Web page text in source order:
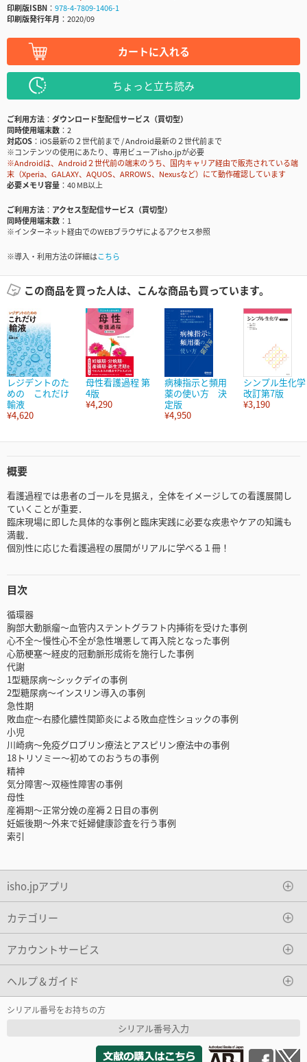
印刷版ISBN
978-4-7809-1406-1
印刷版発行年月
2020/09
カートに入れる
ちょっと立ち読み
ご利用方法
ダウンロード型配信サービス（買切型）
同時使用端末数
2
対応OS
iOS最新の２世代前まで / Android最新の２世代前まで
※コンテンツの使用にあたり、専用ビューアisho.jpが必要
※Androidは、Android２世代前の端末のうち、国内キャリア経由で販売されている端
末（Xperia、GALAXY、AQUOS、ARROWS、Nexusなど）にて動作確認しています
必要メモリ容量
40 MB以上
ご利用方法
アクセス型配信サービス（買切型）
同時使用端末数
1
※インターネット経由でのWEBブラウザによるアクセス参照
※導入・利用方法の詳細はこちら
この商品を買った人は、こんな商品も買っています。
レジデントのた
めの これだけ
輸液
¥4,620
母性看護過程 第
4版
¥4,290
病棟指示と頻用
薬の使い方 決
定版
¥4,950
シンプル生化学
改訂第7版
¥3,190
概要
看護過程では患者のゴールを見据え，全体をイメージしての看護展開し
ていくことが重要．
臨床現場に即した具体的な事例と臨床実践に必要な疾患やケアの知識も
満載．
個別性に応じた看護過程の展開がリアルに学べる１冊！
目次
循環器
胸部大動脈瘤～血管内ステントグラフト内挿術を受けた事例
心不全～慢性心不全が急性増悪して再入院となった事例
心筋梗塞～経皮的冠動脈形成術を施行した事例
代謝
1型糖尿病～シックデイの事例
2型糖尿病～インスリン導入の事例
急性期
敗血症～右膝化膿性関節炎による敗血症性ショックの事例
小児
川崎病～免疫グロブリン療法とアスピリン療法中の事例
18トリソミー～初めてのおうちの事例
精神
気分障害～双極性障害の事例
母性
産褥期～正常分娩の産褥２日目の事例
妊娠後期～外来で妊婦健康診査を行う事例
索引
isho.jpアプリ
カテゴリー
アカウントサービス
ヘルプ＆ガイド
シリアル番号をお持ちの方
シリアル番号入力